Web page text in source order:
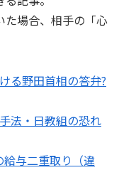
た場合、相手の「心
る野田首相の答弁?
法・日教組の恐れ
給与二重取り（違